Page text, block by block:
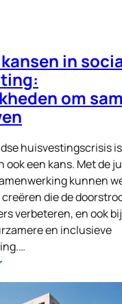
in
om
huisvestingscrisis
ook een kans. Met de
kunnen
die de
verbeteren, en ook
en inclusieve
:
Nieuwe
kansen